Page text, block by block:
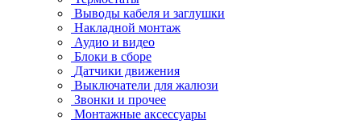
Выводы кабеля и заглушки
Накладной монтаж
Аудио и видео
Блоки в сборе
Датчики движения
Выключатели для жалюзи
Звонки и прочее
Монтажные аксессуары